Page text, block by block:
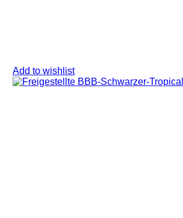
Add to wishlist